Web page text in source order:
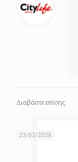
Διαβάστε επίσης
23/02/2026